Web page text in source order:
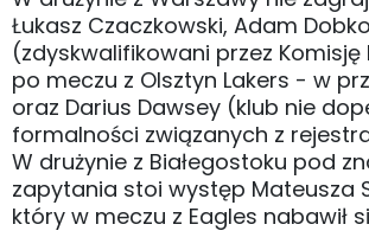
Łukasz Czaczkowski, Adam
(zdyskwalifikowani przez
po meczu z Olsztyn Lakers - w
oraz Darius Dawsey (klub nie
formalności związanych z
W drużynie z Białegostoku pod
zapytania stoi występ Mateusza
który w meczu z Eagles nabawił